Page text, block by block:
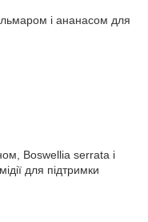
і ананасом для
Boswellia serrata і
для підтримки